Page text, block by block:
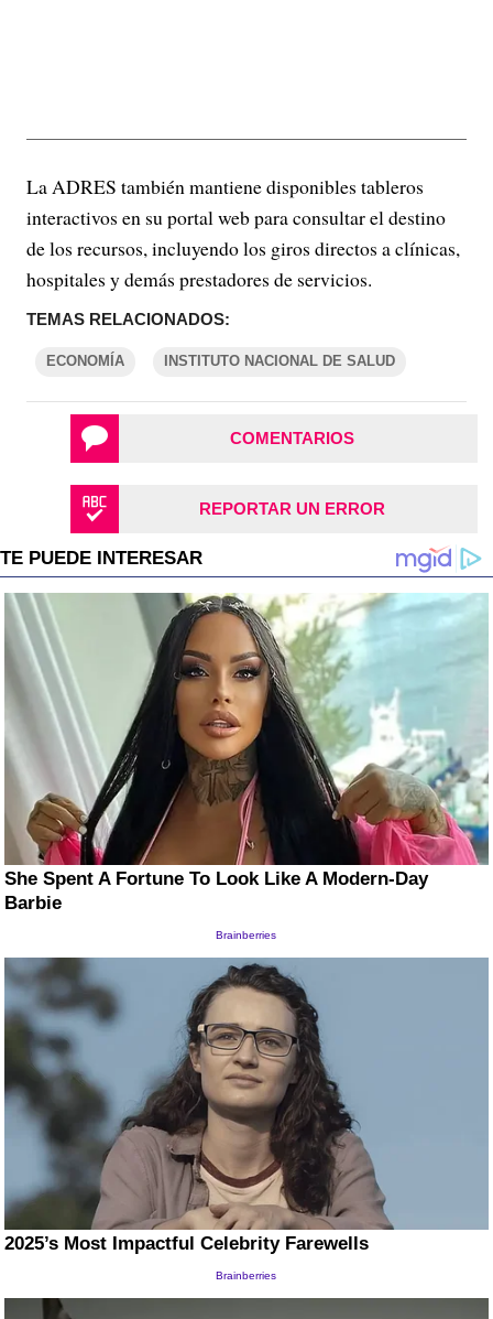
La ADRES también mantiene disponibles tableros
interactivos en su portal web para consultar el destino
de los recursos, incluyendo los giros directos a clínicas,
hospitales y demás prestadores de servicios.
TEMAS RELACIONADOS:
ECONOMÍA INSTITUTO NACIONAL DE SALUD
COMENTARIOS
REPORTAR UN ERROR